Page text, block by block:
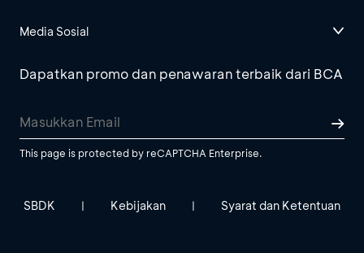
Media Sosial
Dapatkan promo dan penawaran terbaik dari BCA
This page is protected by reCAPTCHA Enterprise.
SBDK | Kebijakan | Syarat dan Ketentuan